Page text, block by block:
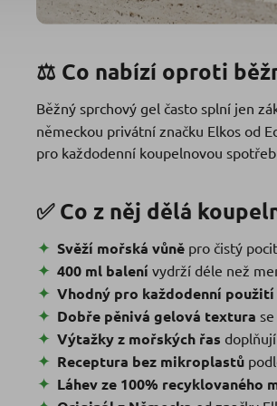
⚖️ Co nabízí oproti
Běžný sprchový gel často splní jen
německou privátní značku Elkos od
pro každodenní koupelnovou
✅ Co z něj dělá
Svěží mořská vůněpro čistý
400 ml balení vydrží déle než
Vhodný pro každodenní použití
Dobře pěnivá gelová textura
Výtažky z mořských řas
Receptura bez mikroplastů
Láhev ze 100% recyklovaného